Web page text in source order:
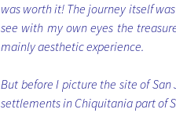
was worth it! The journey itself
see with my own eyes the
mainly aesthetic experience.
But before I picture the site of
settlements in Chiquitania part of